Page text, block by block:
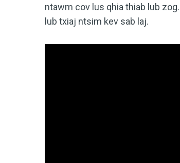
ntawm cov lus qhia thiab lub zog.
lub txiaj ntsim kev sab laj.